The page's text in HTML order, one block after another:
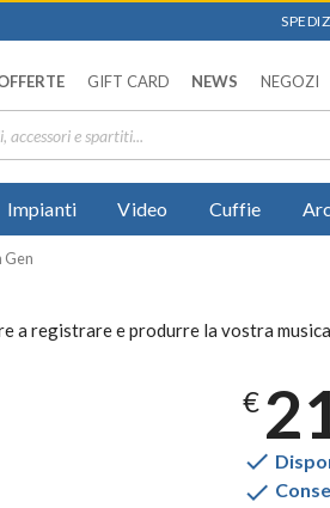
GIFT CARD NEWS NEGOZI
Impianti Video Cuffie
Gen
a registrare e produrre la vostra
€

